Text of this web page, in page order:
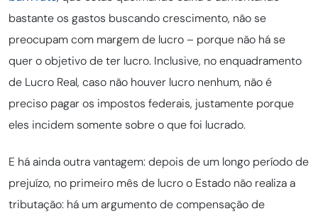
bastante os gastos buscando crescimento, não se
preocupam com margem de lucro – porque não há se
quer o objetivo de ter lucro. Inclusive, no enquadramento
de Lucro Real, caso não houver lucro nenhum, não é
preciso pagar os impostos federais, justamente porque
eles incidem somente sobre o que foi lucrado.
E há ainda outra vantagem: depois de um longo período de
prejuízo, no primeiro mês de lucro o Estado não realiza a
tributação: há um argumento de compensação de